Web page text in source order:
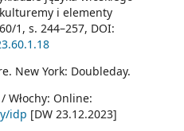
i elementy
1, s. 244–257, DOI:
New York: Doubleday.
Online:
idp [DW 23.12.2023]